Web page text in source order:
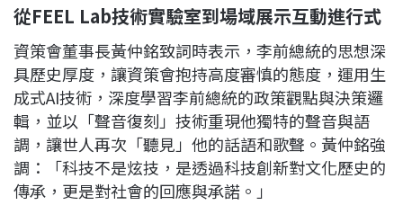
從FEEL Lab技術實驗室到場域展示互動進行式
資策會董事長黃仲銘致詞時表示，李前總統的思想深
具歷史厚度，讓資策會抱持高度審慎的態度，運用生
成式AI技術，深度學習李前總統的政策觀點與決策邏
輯，並以「聲音復刻」技術重現他獨特的聲音與語
調，讓世人再次「聽見」他的話語和歌聲。黃仲銘強
調：「科技不是炫技，是透過科技創新對文化歷史的
傳承，更是對社會的回應與承諾。」